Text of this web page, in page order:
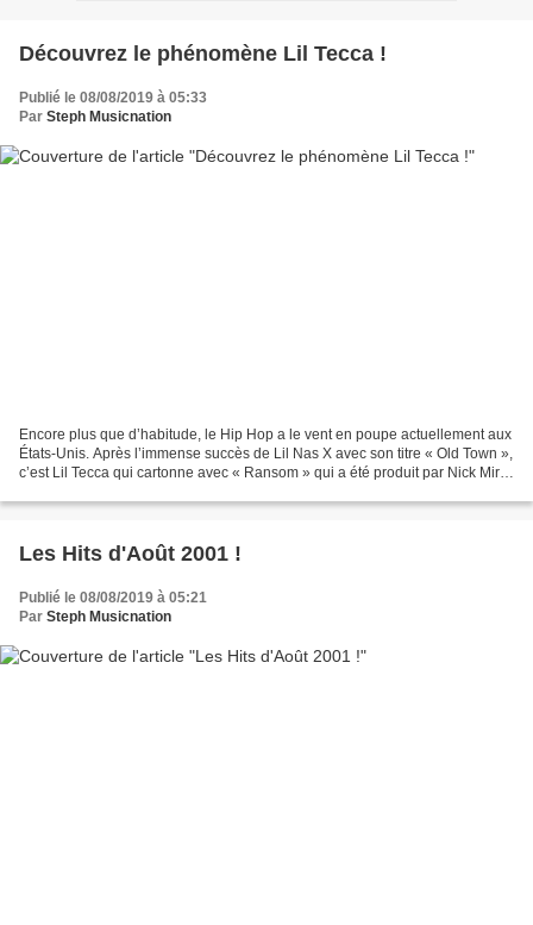
Découvrez le phénomène Lil Tecca !
Publié le 08/08/2019 à 05:33
Par Steph Musicnation
Encore plus que d’habitude, le Hip Hop a le vent en poupe actuellement aux
États-Unis. Après l’immense succès de Lil Nas X avec son titre « Old Town »,
c’est Lil Tecca qui cartonne avec « Ransom » qui a été produit par Nick Mira
Les Hits d'Août 2001 !
Publié le 08/08/2019 à 05:21
Par Steph Musicnation